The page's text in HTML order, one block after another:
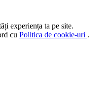
experiența ta pe site.
cu Politica de cookie-uri .